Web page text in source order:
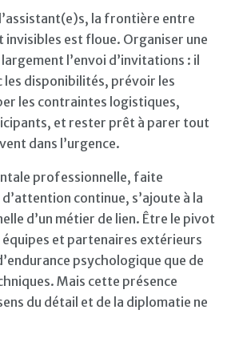
la frontière entre
invisibles est floue. Organiser une
l’envoi d’invitations : il
les disponibilités, prévoir les
les contraintes logistiques,
et rester prêt à parer tout
dans l’urgence.
professionnelle, faite
continue, s’ajoute à la
d’un métier de lien. Être le pivot
et partenaires extérieurs
psychologique que de
Mais cette présence
du détail et de la diplomatie ne